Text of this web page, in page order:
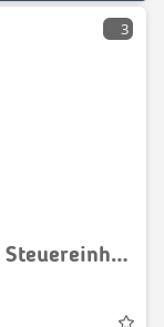
3
John Deere 1110E Elektronische Steuereinheit F672517